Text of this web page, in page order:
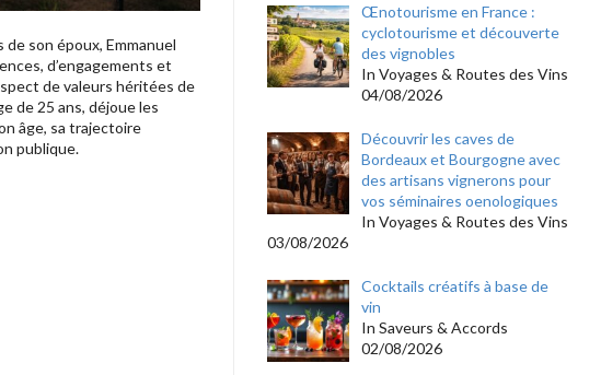
son époux, Emmanuel
d’engagements et
de valeurs héritées de
de 25 ans, déjoue les
âge, sa trajectoire
publique.
Œnotourisme en France :
cyclotourisme et découverte
des vignobles
In Voyages & Routes des Vins
04/08/2026
Découvrir les caves de
Bordeaux et Bourgogne avec
des artisans vignerons pour
vos séminaires oenologiques
In Voyages & Routes des Vins
03/08/2026
Cocktails créatifs à base de
vin
In Saveurs & Accords
02/08/2026